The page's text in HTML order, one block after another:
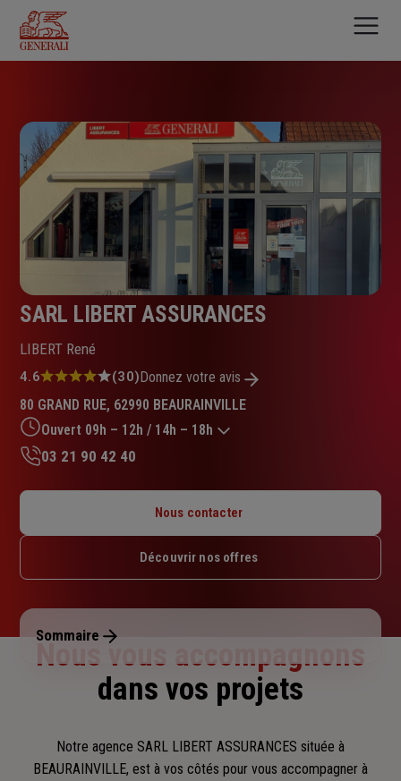
contenu
principal
SARL LIBERT ASSURANCES
LIBERT René
Note
4.6
sur
5
étoiles
4.6 (30)Donnez votre avis
80 GRAND RUE, 62990 BEAURAINVILLE
Ouvert 09h – 12h / 14h – 18h
Mardi : 09h – 12h / 14h – 18h
Jeudi : 09h – 12h / 14h – 18h
Dimanche : Fermé
03 21 90 42 40
Nous contacter
Découvrir nos offres
Sommaire
Nous vous accompagnons
dans vos projets
Notre agence SARL LIBERT ASSURANCES située à
BEAURAINVILLE, est à vos côtés pour vous accompagner à